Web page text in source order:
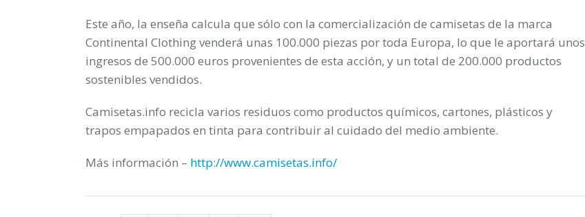
Este año, la enseña calcula que sólo con la comercialización de camisetas de la marca
Continental Clothing venderá unas 100.000 piezas por toda Europa, lo que le aportará unos
ingresos de 500.000 euros provenientes de esta acción, y un total de 200.000 productos
sostenibles vendidos.
Camisetas.info recicla varios residuos como productos químicos, cartones, plásticos y
trapos empapados en tinta para contribuir al cuidado del medio ambiente.
Más información – http://www.camisetas.info/